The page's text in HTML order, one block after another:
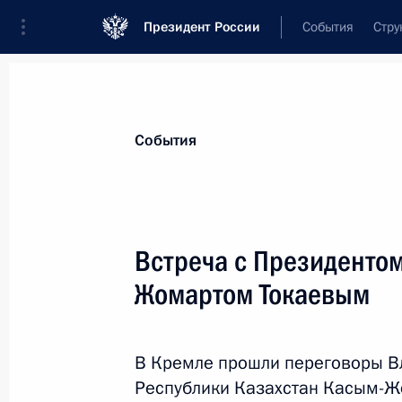
Президент России События
23 ноября 2022 года, 14:45
События
Встреча с
Жомартом Токаевым
В Кремле прошли переговоры
Республики Казахстан Касым-